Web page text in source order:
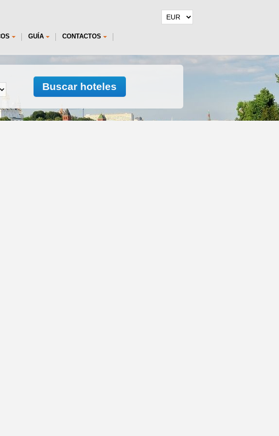
GUÍA CONTACTOS
Buscar hoteles